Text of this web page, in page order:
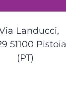
Landucci,
51100 Pistoia
(PT)